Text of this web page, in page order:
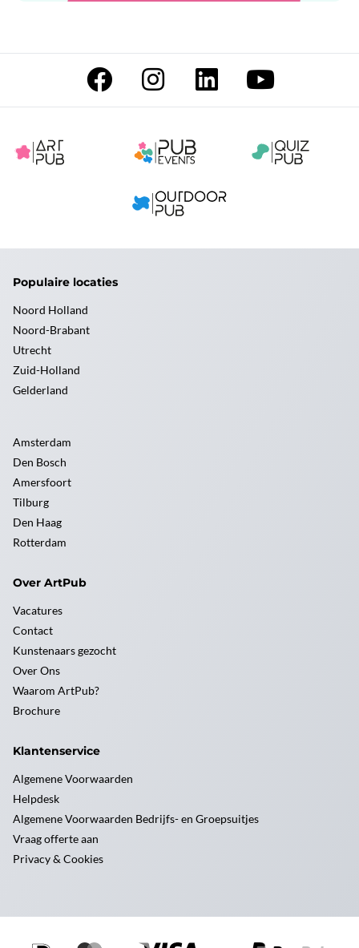
Populaire locaties
Noord Holland
Noord-Brabant
Utrecht
Zuid-Holland
Gelderland
Amsterdam
Den Bosch
Amersfoort
Tilburg
Den Haag
Rotterdam
Over ArtPub
Vacatures
Contact
Kunstenaars gezocht
Over Ons
Waarom ArtPub?
Brochure
Klantenservice
Algemene Voorwaarden
Helpdesk
Algemene Voorwaarden Bedrijfs- en Groepsuitjes
Vraag offerte aan
Privacy & Cookies